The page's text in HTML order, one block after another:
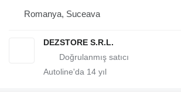
Romanya, Suceava
DEZSTORE S.R.L.
Autoline'da 14 yıl